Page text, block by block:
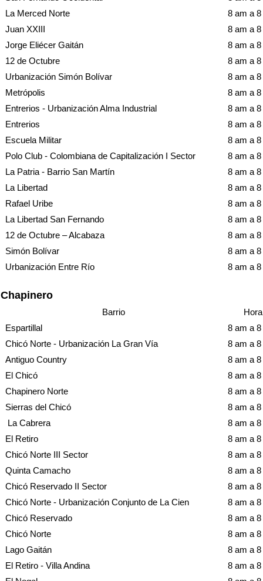
La Merced Norte
8 am a
Juan XXIII
8 am a
Jorge Eliécer Gaitán
8 am a
12 de Octubre
8 am a
Urbanización Simón Bolívar
8 am a
Metrópolis
8 am a
Entrerios - Urbanización Alma Industrial
8 am a
Entrerios
8 am a
Escuela Militar
8 am a
Polo Club - Colombiana de Capitalización I Sector
8 am a
La Patria - Barrio San Martín
8 am a
La Libertad
8 am a
Rafael Uribe
8 am a
La Libertad San Fernando
8 am a
12 de Octubre – Alcabaza
8 am a
Simón Bolívar
8 am a
Urbanización Entre Río
8 am a
Chapinero
Barrio
Hora
Espartillal
8 am a
Chicó Norte - Urbanización La Gran Vía
8 am a
Antiguo Country
8 am a
El Chicó
8 am a
Chapinero Norte
8 am a
Sierras del Chicó
8 am a
La Cabrera
8 am a
El Retiro
8 am a
Chicó Norte III Sector
8 am a
Quinta Camacho
8 am a
Chicó Reservado II Sector
8 am a
Chicó Norte - Urbanización Conjunto de La Cien
8 am a
Chicó Reservado
8 am a
Chicó Norte
8 am a
Lago Gaitán
8 am a
El Retiro - Villa Andina
8 am a